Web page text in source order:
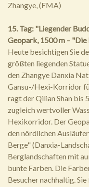
Zhangye, (FMA)
15. Tag: "Liegender
Geopark, 1500 m –
Heute besichtigen Sie
größten liegenden
den Zhangye Danxia
Gansu-/Hexi-Korridor
ragt der Qilian Shan bis
zugleich wertvoller
Hexikorridor. Der
den nördlichen
Berge" (Danxia-
Berglandschaften mit
bunte Farben. Die
Besucher nachhaltig.